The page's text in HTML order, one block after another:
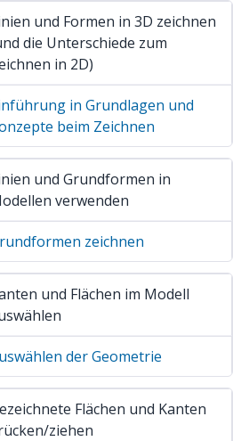
Hilfreicher Artikel
und Formen in 3D zeichnen
die Unterschiede zum
in 2D)
in Grundlagen und
beim Zeichnen
und Grundformen in
verwenden
zeichnen
und Flächen im Modell
der Geometrie
Flächen und Kanten
ziehen